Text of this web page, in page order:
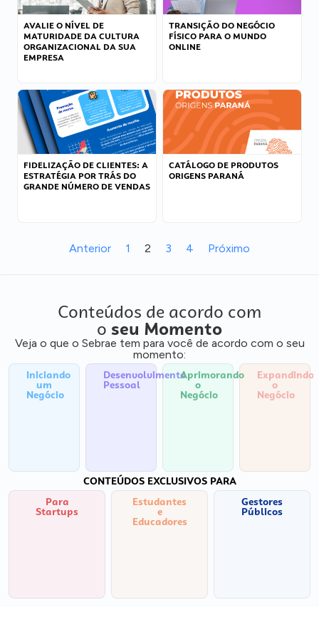
AVALIE O NÍVEL DE
MATURIDADE DA CULTURA
ORGANIZACIONAL DA SUA
EMPRESA
TRANSIÇÃO DO NEGÓCIO
FÍSICO PARA O MUNDO
ONLINE
FIDELIZAÇÃO DE CLIENTES: A
ESTRATÉGIA POR TRÁS DO
GRANDE NÚMERO DE VENDAS
CATÁLOGO DE PRODUTOS
ORIGENS PARANÁ
Anterior 1 2 3 4 Próximo
Conteúdos de acordo com
o seu Momento
Veja o que o Sebrae tem para você de acordo com o seu
momento:
Iniciando
um
Negócio
Desenvolvimento
Pessoal
Aprimorando
o
Negócio
Expandindo
o
Negócio
CONTEÚDOS EXCLUSIVOS PARA
Para
Startups
Estudantes
e
Educadores
Gestores
Públicos